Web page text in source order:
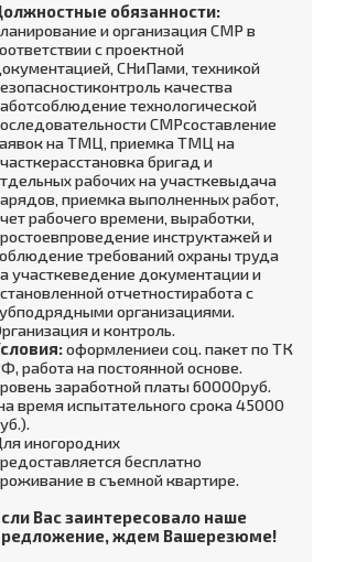
обязанности:
и организация СМР в
с проектной
СНиПами‚ техникой
качества
технологической
СМРсоставление
на ТМЦ‚ приемка ТМЦ на
бригад и
рабочих на участкевыдача
приемка выполненных работ‚
рабочего времени‚ выработки‚
инструктажей и
требований охраны труда
участкеведение документации и
отчетностиработа с
организациями.
и контроль.
оформлениеи соц. пакет по ТК
работа на постоянной основе.
заработной платы 60000руб.
время испытательного срока 45000
иногородних
бесплатно
в съемной квартире.
Вас заинтересовало наше
ждем Вашерезюме!